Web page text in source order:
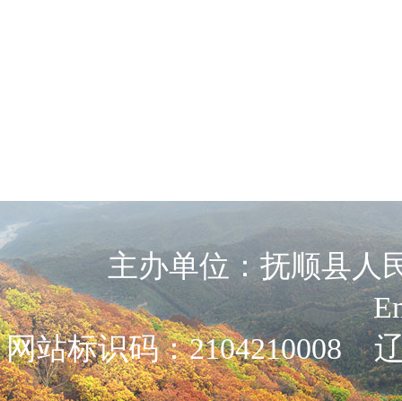
主办单位：抚顺县
网站标识码：2104210008